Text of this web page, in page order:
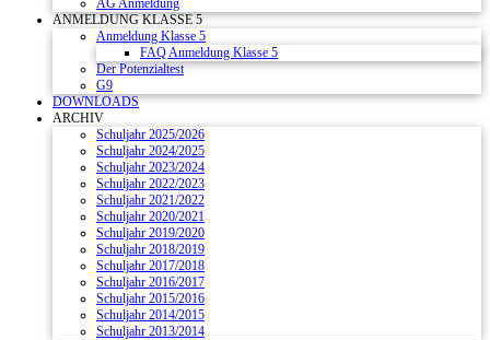
AG Anmeldung
ANMELDUNG KLASSE 5
Anmeldung Klasse 5
FAQ Anmeldung Klasse 5
Der Potenzialtest
G9
DOWNLOADS
ARCHIV
Schuljahr 2025/2026
Schuljahr 2024/2025
Schuljahr 2023/2024
Schuljahr 2022/2023
Schuljahr 2021/2022
Schuljahr 2020/2021
Schuljahr 2019/2020
Schuljahr 2018/2019
Schuljahr 2017/2018
Schuljahr 2016/2017
Schuljahr 2015/2016
Schuljahr 2014/2015
Schuljahr 2013/2014